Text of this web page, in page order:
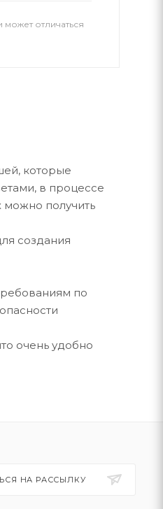
может отличаться
которые
в процессе
можно получить
создания
по
очень удобно
НА РАССЫЛКУ